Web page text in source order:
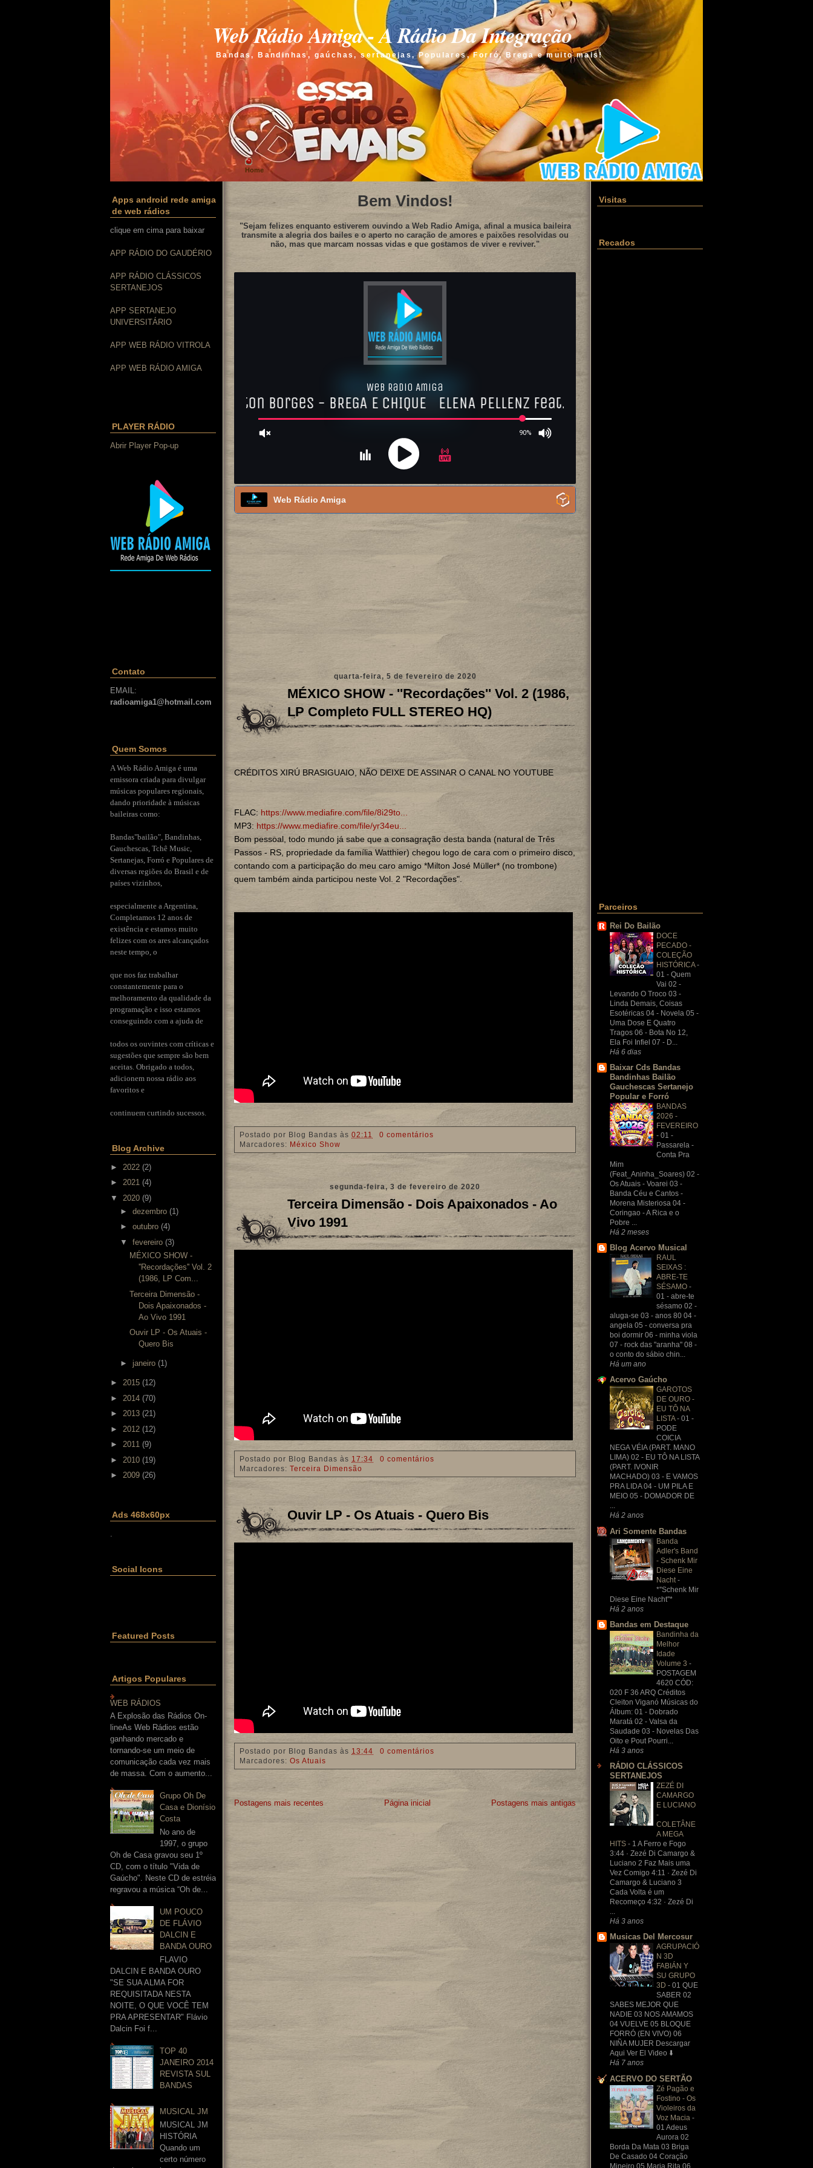
Web Rádio Amiga - A Rádio Da Integração
Bandas, Bandinhas, gaúchas, sertanejas, Populares, Forró, Brega e muito mais!
Home
Apps android rede amiga
de web rádios
clique em cima para baixar
APP RÁDIO DO GAUDÉRIO
APP RÁDIO CLÁSSICOS
SERTANEJOS
APP SERTANEJO
UNIVERSITÁRIO
APP WEB RÁDIO VITROLA
APP WEB RÁDIO AMIGA
PLAYER RÁDIO
Abrir Player Pop-up
Contato
EMAIL:
radioamiga1@hotmail.com
Quem Somos
A Web Rádio Amiga é uma
emissora criada para divulgar
músicas populares regionais,
dando prioridade à músicas
baileiras como:
Bandas"bailão", Bandinhas,
Gauchescas, Tchê Music,
Sertanejas, Forró e Populares de
diversas regiões do Brasil e de
países vizinhos,
especialmente a Argentina,
Completamos 12 anos de
existência e estamos muito
felizes com os ares alcançados
neste tempo, o
que nos faz trabalhar
constantemente para o
melhoramento da qualidade da
programação e isso estamos
conseguindo com a ajuda de
todos os ouvintes com críticas e
sugestões que sempre são bem
aceitas. Obrigado a todos,
adicionem nossa rádio aos
favoritos e
continuem curtindo sucessos.
Blog Archive
► 2022 (2)
► 2021 (4)
▼ 2020 (9)
► dezembro (1)
► outubro (4)
▼ fevereiro (3)
MÉXICO SHOW -
''Recordações'' Vol. 2
(1986, LP Com...
Terceira Dimensão -
Dois Apaixonados -
Ao Vivo 1991
Ouvir LP - Os Atuais -
Quero Bis
► janeiro (1)
► 2015 (12)
► 2014 (70)
► 2013 (21)
► 2012 (12)
► 2011 (9)
► 2010 (19)
► 2009 (26)
Ads 468x60px
Social Icons
Featured Posts
Artigos Populares
WEB RÁDIOS
A Explosão das Rádios On-
lineAs Web Rádios estão
ganhando mercado e
tornando-se um meio de
comunicação cada vez mais
de massa. Com o aumento...
Grupo Oh De
Casa e Dionísio
Costa
No ano de
1997, o grupo
Oh de Casa gravou seu 1º
CD, com o título "Vida de
Gaúcho". Neste CD de estréia
regravou a música “Oh de...
UM POUCO
DE FLÁVIO
DALCIN E
BANDA OURO
FLAVIO
DALCIN E BANDA OURO
"SE SUA ALMA FOR
REQUISITADA NESTA
NOITE, O QUE VOCÊ TEM
PRA APRESENTAR" Flávio
Dalcin Foi f...
TOP 40
JANEIRO 2014
REVISTA SUL
BANDAS
MUSICAL JM
MUSICAL JM
HISTÓRIA
Quando um
certo número
Bem Vindos!
"Sejam felizes enquanto estiverem ouvindo a Web Radio Amiga, afinal a musica baileira
transmite a alegria dos bailes e o aperto no caração de amores e paixões resolvidas ou
não, mas que marcam nossas vidas e que gostamos de viver e reviver."
Web Rádio Amiga
quarta-feira, 5 de fevereiro de 2020
MÉXICO SHOW - ''Recordações'' Vol. 2 (1986,
LP Completo FULL STEREO HQ)
CRÉDITOS XIRÚ BRASIGUAIO, NÃO DEIXE DE ASSINAR O CANAL NO YOUTUBE
FLAC: https://www.mediafire.com/file/8i29to...
MP3: https://www.mediafire.com/file/yr34eu...
Bom pessoal, todo mundo já sabe que a consagração desta banda (natural de Três
Passos - RS, propriedade da família Watthier) chegou logo de cara com o primeiro disco,
contando com a participação do meu caro amigo *Milton José Müller* (no trombone)
quem também ainda participou neste Vol. 2 "Recordações".
Postado por Blog Bandas às 02:11
0 comentários
Marcadores: México Show
segunda-feira, 3 de fevereiro de 2020
Terceira Dimensão - Dois Apaixonados - Ao
Vivo 1991
Postado por Blog Bandas às 17:34
0 comentários
Marcadores: Terceira Dimensão
Ouvir LP - Os Atuais - Quero Bis
Postado por Blog Bandas às 13:44
0 comentários
Marcadores: Os Atuais
Postagens mais recentes Postagens mais antigas
Página inicial
Visitas
Recados
Parceiros
Rei Do Bailão
DOCE
PECADO -
COLEÇÃO
HISTÓRICA-
01 - Quem
Vai 02 -
Levando O Troco 03 -
Linda Demais, Coisas
Esotéricas 04 - Novela 05 -
Uma Dose E Quatro
Tragos 06 - Bota No 12,
Ela Foi Infiel 07 - D...
Há 6 dias
Baixar Cds Bandas
Bandinhas Bailão
Gauchescas Sertanejo
Popular e Forró
BANDAS
2026 -
FEVEREIRO
- 01 -
Passarela -
Conta Pra
Mim
(Feat_Aninha_Soares) 02 -
Os Atuais - Voarei 03 -
Banda Céu e Cantos -
Morena Misteriosa 04 -
Coringao - A Rica e o
Pobre ...
Há 2 meses
Blog Acervo Musical
RAUL
SEIXAS :
ABRE-TE
SÉSAMO -
01 - abre-te
sésamo 02 -
aluga-se 03 - anos 80 04 -
angela 05 - conversa pra
boi dormir 06 - minha viola
07 - rock das "aranha" 08 -
o conto do sábio chin...
Há um ano
Acervo Gaúcho
GAROTOS
DE OURO -
EU TÔ NA
LISTA- 01 -
PODE
COICIA
NEGA VÉIA (PART. MANO
LIMA) 02 - EU TÔ NA LISTA
(PART. IVONIR
MACHADO) 03 - E VAMOS
PRA LIDA 04 - UM PILA E
MEIO 05 - DOMADOR DE
...
Há 2 anos
Ari Somente Bandas
Banda
Adler's Band
- Schenk Mir
Diese Eine
Nacht -
*''Schenk Mir
Diese Eine Nacht''*
Há 2 anos
Bandas em Destaque
Bandinha da
Melhor
Idade
Volume 3 -
POSTAGEM
4620 CÓD:
020 F 36 ARQ Créditos
Cleiton Viganó Músicas do
Álbum: 01 - Dobrado
Maratá 02 - Valsa da
Saudade 03 - Novelas Das
Oito e Pout Pourri...
Há 3 anos
RÁDIO CLÁSSICOS
SERTANEJOS
ZEZÉ DI
CAMARGO
E LUCIANO
-
COLETÂNE
A MEGA
HITS - 1 A Ferro e Fogo
3:44 · Zezé Di Camargo &
Luciano 2 Faz Mais uma
Vez Comigo 4:11 · Zezé Di
Camargo & Luciano 3
Cada Volta é um
Recomeço 4:32 · Zezé Di
...
Há 3 anos
Musicas Del Mercosur
AGRUPACIÓ
N 3D
FABIÁN Y
SU GRUPO
3D - 01 QUE
SABER 02
SABES MEJOR QUE
NADIE 03 NOS AMAMOS
04 VUELVE 05 BLOQUE
FORRÓ (EN VIVO) 06
NIÑA MUJER Descargar
Aqui Ver El Video ⬇️
Há 7 anos
ACERVO DO SERTÃO
Zé Pagão e
Fostino - Os
Violeiros da
Voz Macia -
01 Adeus
Aurora 02
Borda Da Mata 03 Briga
De Casado 04 Coração
Mineiro 05 Maria Rita 06